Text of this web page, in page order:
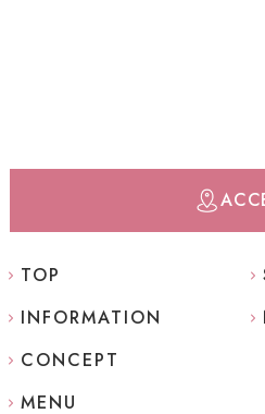
TOP
INFORMATION
CONCEPT
MENU